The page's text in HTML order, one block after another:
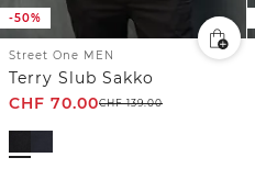
-50%
Street One MEN
Terry Slub Sakko
CHF 70.00CHF139.00